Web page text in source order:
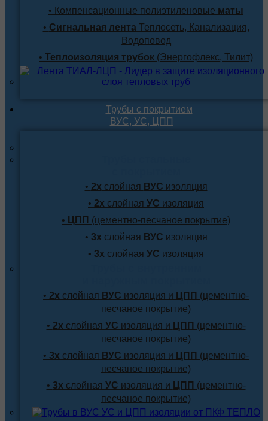
• Компенсационные полиэтиленовые маты
• Сигнальная лентаТеплосеть, Канализация,
Водоповод
• Теплоизоляция трубок (Энергофлекс, Тилит)
Трубы с покрытием
ВУС, УС, ЦПП
• 2х слойная ВУС изоляция
• 2х слойная УС изоляция
• ЦПП (цементно-песчаное покрытие)
• 3х слойная ВУС изоляция
• 3х слойная УС изоляция
• 2х слойная ВУС изоляция и ЦПП (цементно-
песчаное покрытие)
• 2х слойная УС изоляция и ЦПП (цементно-
песчаное покрытие)
• 3х слойная ВУС изоляция и ЦПП (цементно-
песчаное покрытие)
• 3х слойная УС изоляция и ЦПП (цементно-
песчаное покрытие)